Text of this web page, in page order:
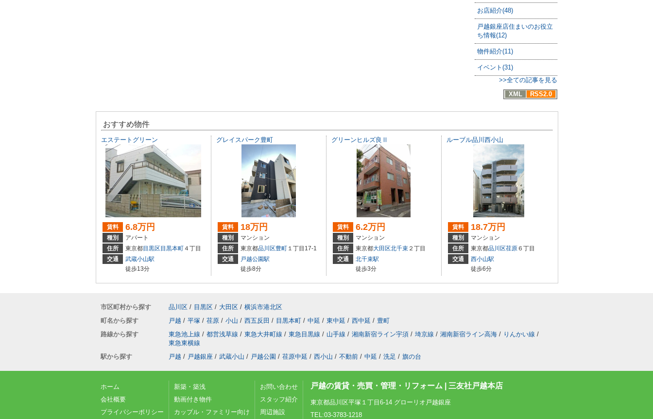
お店紹介(48)
戸越銀座店住まいのお役立
ち情報(12)
物件紹介(11)
イベント(31)
>>全ての記事を見る
XML
RSS2.0
おすすめ物件
エステートグリーン
賃料 6.8万円
種別
アパート
住所
東京都目黒区 目黒本町４丁目
交通
武蔵小山駅
徒歩13分
グレイスパーク豊町
賃料 18万円
種別
マンション
住所
東京都品川区豊町 １丁目17-1
交通
戸越公園駅
徒歩8分
グリーンヒルズ良Ⅱ
賃料 6.2万円
種別
マンション
住所
東京都大田区北千束 ２丁目
交通
北千束駅
徒歩3分
ルーブル品川西小山
賃料 18.7万円
種別
マンション
住所
東京都品川区荏原 ６丁目
交通
西小山駅
徒歩6分
市区町村から探す 品川区 / 目黒区 / 大田区 / 横浜市港北区
町名から探す
戸越 / 平塚 / 荏原 / 小山 / 西五反田 / 目黒本町 / 中延 / 東中延 / 西中延 / 豊町
路線から探す
東急池上線 / 都営浅草線 / 東急大井町線 / 東急目黒線 / 山手線 / 湘南新宿ライン宇須 / 埼京線 / 湘南新宿ライン高海 / りんかい線 /
東急東横線
駅から探す
戸越 / 戸越銀座 / 武蔵小山 / 戸越公園 / 荏原中延 / 西小山 / 不動前 / 中延 / 洗足 / 旗の台
ホーム
会社概要
プライバシーポリシー
新築・築浅
動画付き物件
カップル・ファミリー向け
お問い合わせ
スタッフ紹介
周辺施設
戸越の賃貸・売買・管理・リフォーム | 三友社戸越本店
東京都品川区平塚１丁目6-14 グローリオ戸越銀座
TEL:03-3783-1218